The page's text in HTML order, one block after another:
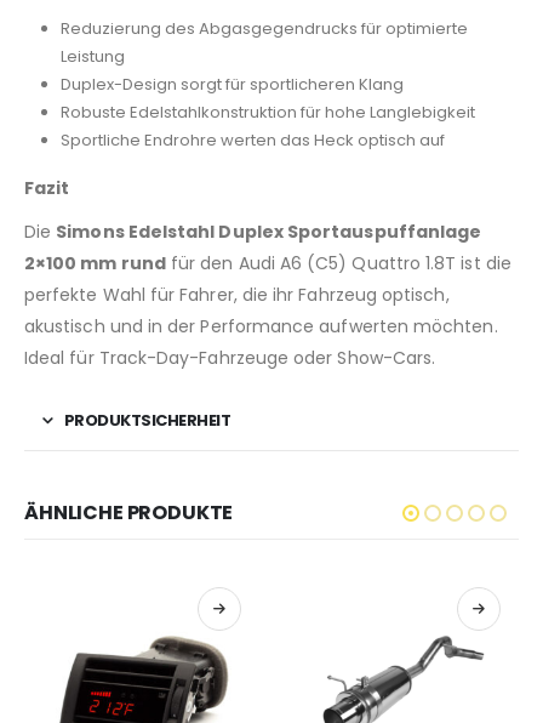
Reduzierung des Abgasgegendrucks für optimierte
Leistung
Duplex-Design sorgt für sportlicheren Klang
Robuste Edelstahlkonstruktion für hohe Langlebigkeit
Sportliche Endrohre werten das Heck optisch auf
Fazit
Die Simons Edelstahl Duplex Sportauspuffanlage
2×100 mm rundfür den Audi A6 (C5) Quattro 1.8T ist die
perfekte Wahl für Fahrer, die ihr Fahrzeug optisch,
akustisch und in der Performance aufwerten möchten.
Ideal für Track-Day-Fahrzeuge oder Show-Cars.
PRODUKTSICHERHEIT
ÄHNLICHE PRODUKTE